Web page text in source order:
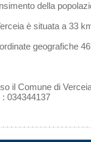
della
è situata a 33
geografiche
il Comune di
034344137